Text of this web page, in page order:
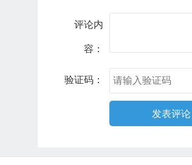
评论内
容：
验证码：